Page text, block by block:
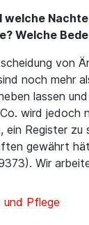
welche
Welche
von
noch mehr
lassen
wird jedoch
ein Register
gewährt
Wir
und Pflege